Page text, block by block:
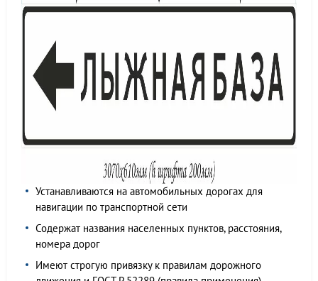
Устанавливаются на автомобильных дорогах для
навигации по транспортной сети
Содержат названия населенных пунктов, расстояния,
номера дорог
Имеют строгую привязку к правилам дорожного